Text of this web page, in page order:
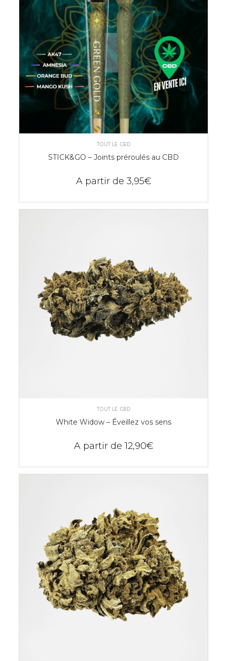
CHOIX DES OPTIONS
TOUT LE CBD
STICK&GO – Joints préroulés au CBD
A partir de 3,95€
CHOIX DES OPTIONS
TOUT LE CBD
White Widow – Éveillez vos sens
A partir de 12,90€